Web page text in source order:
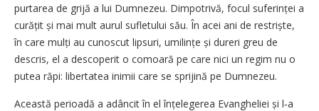
purtarea de grijă a lui Dumnezeu. Dimpotrivă, focul suferinței a
curățit și mai mult aurul sufletului său. În acei ani de restriște,
în care mulți au cunoscut lipsuri, umilințe și dureri greu de
descris, el a descoperit o comoară pe care nici un regim nu o
putea răpi: libertatea inimii care se sprijină pe Dumnezeu.
Această perioadă a adâncit în el înțelegerea Evangheliei și l‑a